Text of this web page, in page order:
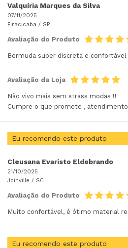
Valquíria Marques da Silva
07/11/2025
Piracicaba / SP
Avaliação do Produto
Bermuda super discreta e
Avaliação da Loja
Não vivo mais sem strass modas !!
Cumpre o que promete , atendimento
Eu recomendo este produto
Cleusana Evaristo Eldebrando
21/10/2025
Joinville / SC
Avaliação do Produto
Muito confortável, é ótimo material
Eu recomendo este produto